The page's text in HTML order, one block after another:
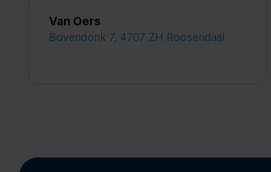
Van Oers
Bovendonk 7, 4707 ZH Roosendaal